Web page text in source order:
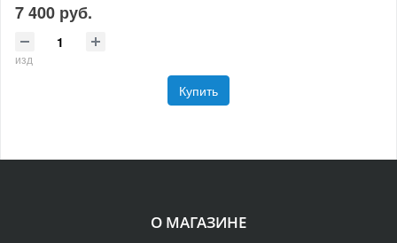
7 400 руб.
изд
Купить
О МАГАЗИНЕ